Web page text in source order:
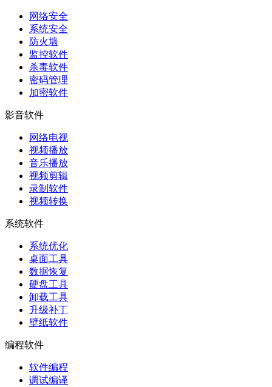
网络安全
系统安全
防火墙
监控软件
杀毒软件
密码管理
加密软件
影音软件
网络电视
视频播放
音乐播放
视频剪辑
录制软件
视频转换
系统软件
系统优化
桌面工具
数据恢复
硬盘工具
卸载工具
升级补丁
壁纸软件
编程软件
软件编程
调试编译